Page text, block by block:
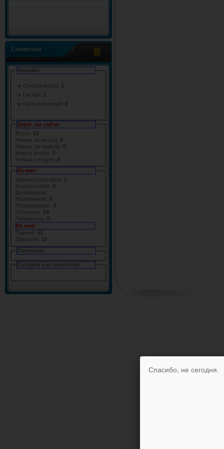
Статистика
Онлайн:
Онлайн всего: 1
Гостей: 1
Пользователей: 0
Зарег. на сайте:
Всего: 61
Новых за месяц: 0
Новых за неделю: 0
Новых вчера: 0
Новых сегодня: 0
Из них:
Администраторов: 2
Модераторов: 0
Дизайнеров:
Файловиков: 0
Проверенных: 0
Обычных: 59
Забаненых: 0
Из них:
Парней: 51
Девушек:
10
Счетчики:
Сегодня нас посетили:
Спасибо, не сегодня.